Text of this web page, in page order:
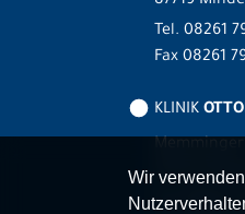
Tel. 08261
Fax 08261
KLINIK
87724
Tel.08332
Wir